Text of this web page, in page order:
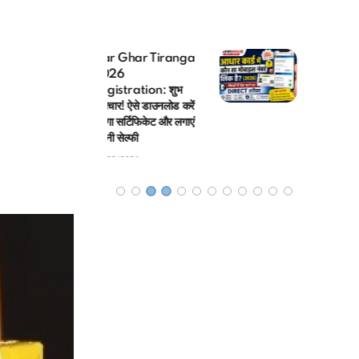
आधार कार्ड में कौन सा
मोबाइल नंबर लिंक है?
(2026) मिनटों में चेक
करने का Direct तरीका